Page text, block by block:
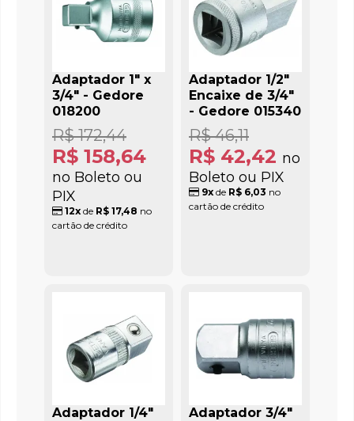
Adaptador 1" x
3/4" - Gedore
018200
R$ 158,64
no Boleto ou
PIX
R$ 172,44
12x de R$ 17,48 no
cartão de crédito
Adaptador 1/2"
Encaixe de 3/4"
- Gedore 015340
R$ 42,42 no
Boleto ou PIX
R$ 46,11
9xde R$ 6,03 no
cartão de crédito
Adaptador 1/4"
Adaptador 3/4"